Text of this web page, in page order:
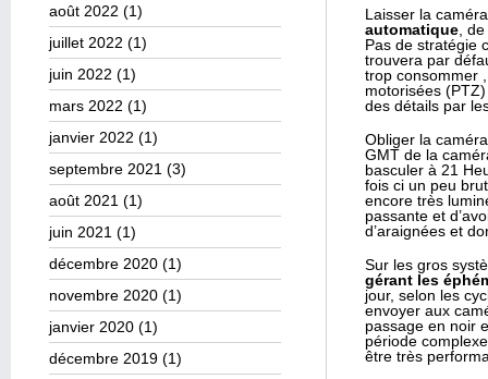
août 2022 (1)
juillet 2022 (1)
juin 2022 (1)
mars 2022 (1)
janvier 2022 (1)
septembre 2021 (3)
août 2021 (1)
juin 2021 (1)
décembre 2020 (1)
novembre 2020 (1)
janvier 2020 (1)
décembre 2019 (1)
Laisser la
automatique,
Pas de stratégie
trouvera par
trop consommer
motorisées
des détails par
Obliger la
GMT de la
basculer à 21
fois ci un peu
encore très
passante et
d’araignées et
Sur les gros
gérant les
jour, selon les
envoyer aux
passage en noir
période
être très